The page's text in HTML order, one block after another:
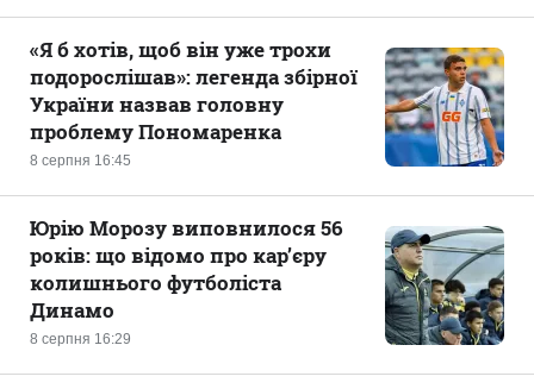
8 серпня 16:45
«Я б хотів, щоб він уже трохи
подорослішав»: легенда збірної
України назвав головну
проблему Пономаренка
8 серпня 16:29
Юрію Морозу виповнилося 56
років: що відомо про кар’єру
колишнього футболіста
Динамо